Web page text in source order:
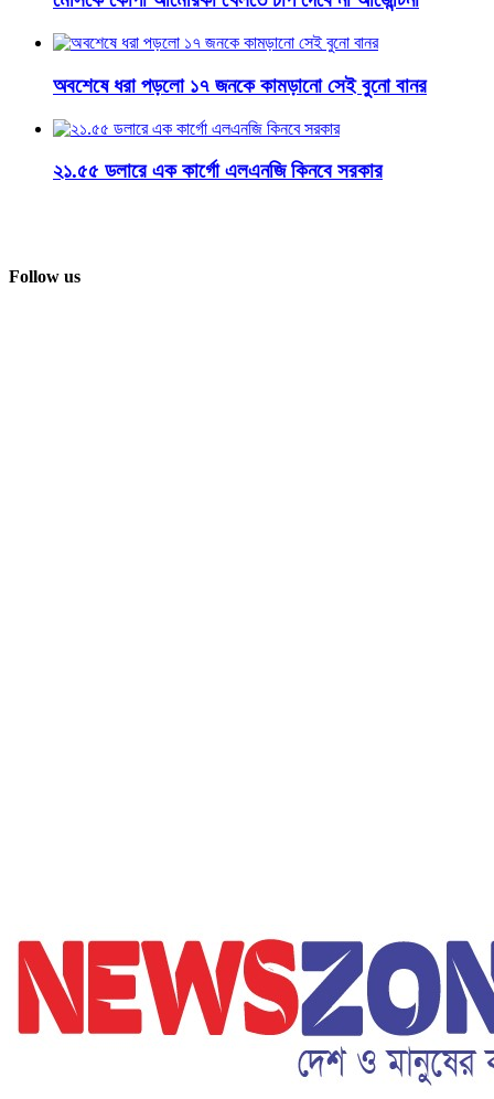
অবশেষে ধরা পড়লো ১৭ জনকে কামড়ানো সেই বুনো বানর
২১.৫৫ ডলারে এক কার্গো এলএনজি কিনবে সরকার
Follow us